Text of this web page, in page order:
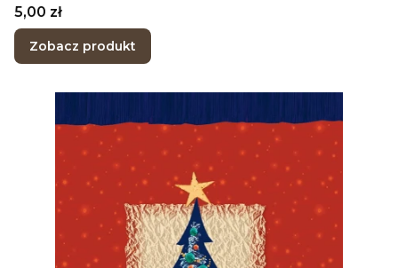
Cena
5,00 zł
Zobacz produkt